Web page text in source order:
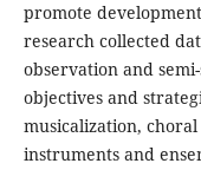
promote
research collected
observation and
objectives and
musicalization,
instruments and